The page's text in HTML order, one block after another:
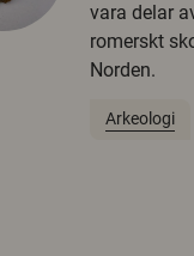
vara delar
romerskt
Norden.
Arkeologi